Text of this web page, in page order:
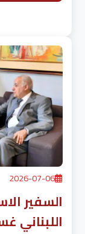
2026-07-06
السفير
اللبناني